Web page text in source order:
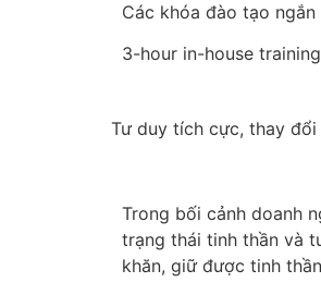
Các khóa đào tạo
3-hour in-house training
Tư duy tích cực, thay
Trong bối cảnh doanh
trạng thái tinh thần và
khăn, giữ được tinh